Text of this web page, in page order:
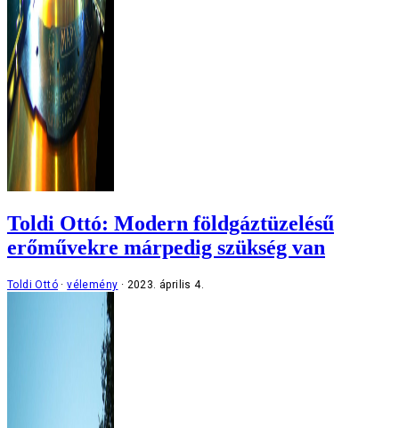
Toldi Ottó: Modern földgáztüzelésű
erőművekre márpedig szükség van
Toldi Ottó vélemény 2023. április 4.